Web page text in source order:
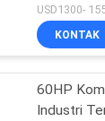
Belt
1,0 m3/
KONTAK
60HP
Industri